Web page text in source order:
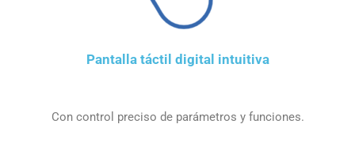
Pantalla táctil digital intuitiva
Con control preciso de parámetros y funciones.